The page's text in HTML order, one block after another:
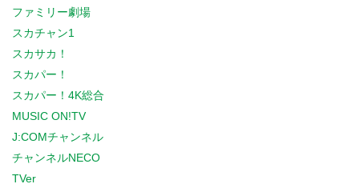
ファミリー劇場
スカチャン1
スカサカ！
スカパー！
スカパー！4K総合
MUSIC ON!TV
J:COMチャンネル
チャンネルNECO
TVer